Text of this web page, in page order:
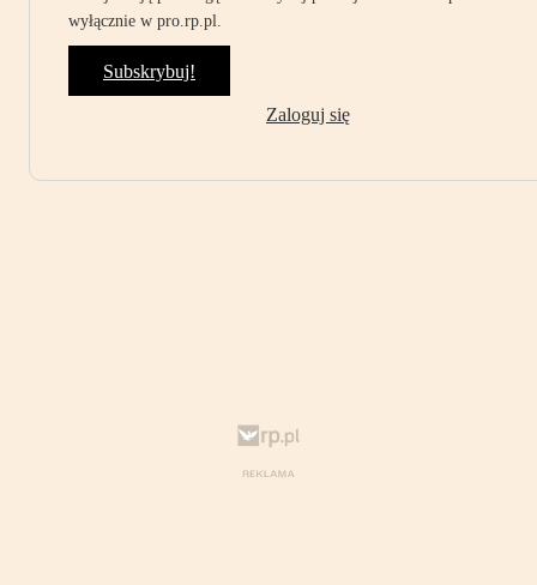
wyłącznie w pro.rp.pl.
Subskrybuj!
Zaloguj się